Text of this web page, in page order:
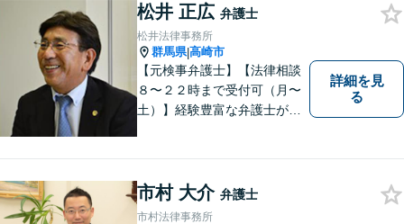
で連携し、問題解決に向けて
取り組みます。おひとりで悩
まずに、お気軽にお問い合わ
せください。
松井 正広 弁護士
松井法律事務所
群馬県|高崎市
【元検事弁護士】【法律相談
８〜２２時まで受付可（月〜
土）】経験豊富な弁護士が事
自主性を尊重し、的確に対応
致します。
詳細を見
る
市村 大介 弁護士
市村法律事務所